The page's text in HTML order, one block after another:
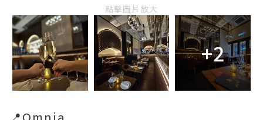
點擊圖片放大
+2
📍Omnia